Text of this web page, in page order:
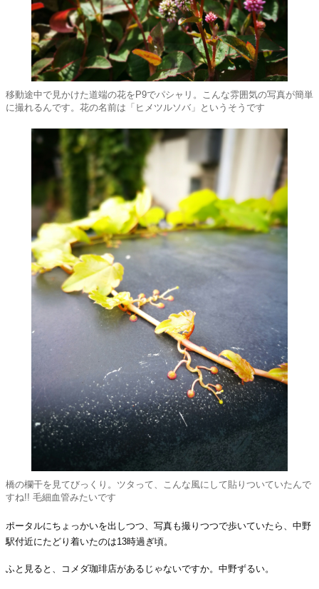
移動途中で見かけた道端の花をP9でパシャリ。こんな雰囲気の写真が簡単
に撮れるんです。花の名前は「ヒメツルソバ」というそうです
橋の欄干を見てびっくり。ツタって、こんな風にして貼りついていたんで
すね!! 毛細血管みたいです
ポータルにちょっかいを出しつつ、写真も撮りつつで歩いていたら、中野
駅付近にたどり着いたのは13時過ぎ頃。
ふと見ると、コメダ珈琲店があるじゃないですか。中野ずるい。